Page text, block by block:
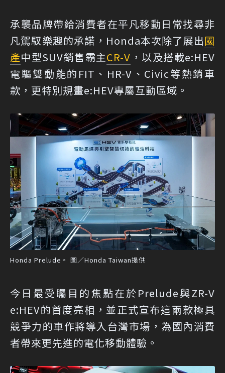
承襲品牌帶給消費者在平凡移動日常找尋非
凡駕馭樂趣的承諾，Honda本次除了展出國
產中型SUV銷售霸主CR-V ，以及搭載e:HEV
電驅雙動能的FIT、HR-V、Civic等熱銷車
款，更特別規畫e:HEV專屬互動區域。
Honda Prelude。 圖／Honda Taiwan提供
今日最受矚目的焦點在於Prelude與ZR-V
e:HEV的首度亮相，並正式宣布這兩款極具
競爭力的車作將導入台灣市場，為國內消費
者帶來更先進的電化移動體驗。